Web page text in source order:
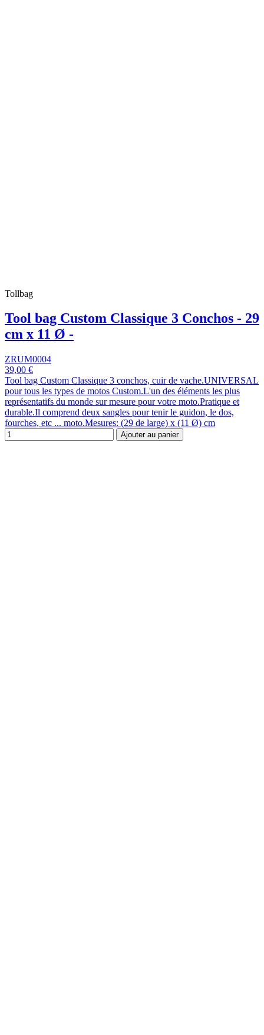
Tollbag
Tool bag Custom Classique 3 Conchos - 29
cm x 11 Ø -
ZRUM0004
39,00 €
Tool bag Custom Classique 3 conchos, cuir de vache.UNIVERSAL
pour tous les types de motos Custom.L'un des éléments les plus
représentatifs du monde sur mesure pour votre moto.Pratique et
durable.Il comprend deux sangles pour tenir le guidon, le dos,
fourches, etc ... moto.Mesures: (29 de large) x (11 Ø) cm
Ajouter au panier